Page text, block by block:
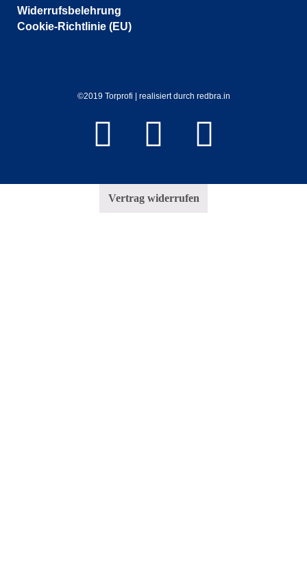
Widerrufsbelehrung
Cookie-Richtlinie (EU)
©2019 Torprofi | realisiert durch redbra.in
Vertrag widerrufen